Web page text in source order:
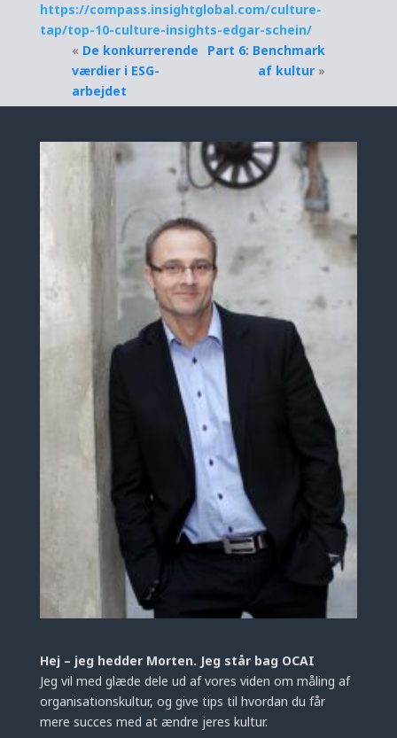
https://compass.insightglobal.com/culture-
tap/top-10-culture-insights-edgar-schein/
« De konkurrerende
værdier i ESG-
arbejdet
Part 6: Benchmark
af kultur »
Hej – jeg hedder Morten. Jeg står bag OCAI
Jeg vil med glæde dele ud af vores viden om måling af
organisationskultur, og give tips til hvordan du får
mere succes med at ændre jeres kultur.